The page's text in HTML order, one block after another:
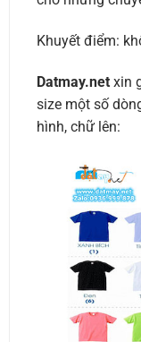
Khuyết điểm:
Datmay.netxin
size một số
hình, chữ lên: